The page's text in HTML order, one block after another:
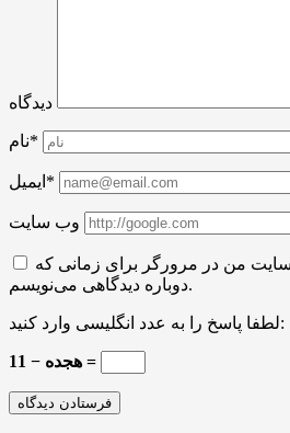
دیدگاه
نام*
ایمیل*
وب سایت
من در مرورگر برای زمانی که
دوباره دیدگاهی می‌نویسم.
لطفا پاسخ را به عدد انگلیسی وارد کنید:
هجده − 11 =